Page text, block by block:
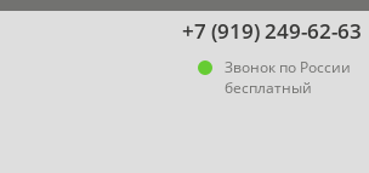
+7 (919) 249-62-63
Звонок по России
бесплатный